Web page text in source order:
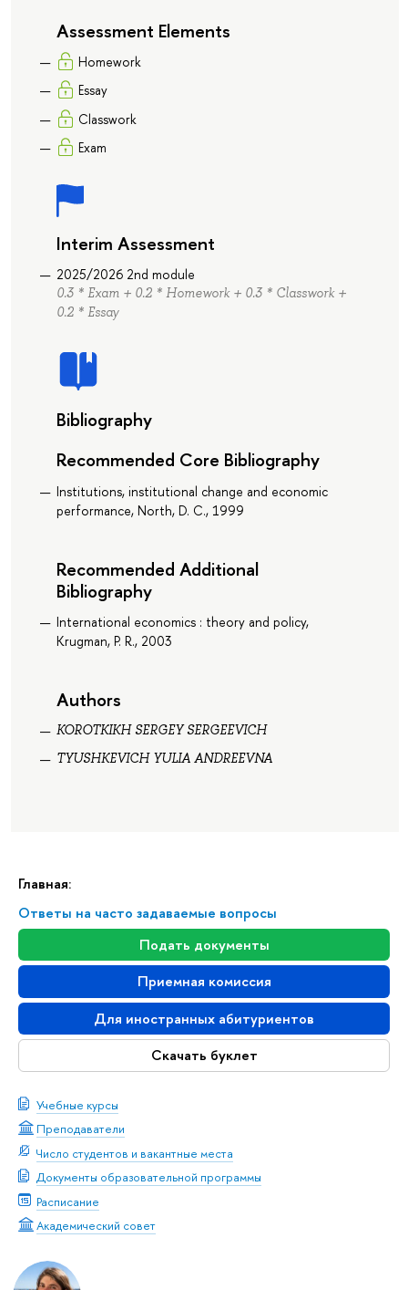
Главная:
Ответы на часто задаваемые вопросы
Подать документы
Приемная комиссия
Для иностранных абитуриентов
Скачать буклет
Учебные курсы
Преподаватели
Число студентов и вакантные места
Документы образовательной программы
Расписание
Академический совет
Assessment Elements
Homework
Essay
Classwork
Exam
Interim Assessment
2025/2026 2nd module
0.3 * Exam + 0.2 * Homework + 0.3 * Classwork +
0.2 * Essay
Bibliography
Recommended Core Bibliography
Institutions, institutional change and economic
performance, North, D. C., 1999
Recommended Additional
Bibliography
International economics : theory and policy,
Krugman, P. R., 2003
Authors
KOROTKIKH SERGEY SERGEEVICH
TYUSHKEVICH YULIA ANDREEVNA